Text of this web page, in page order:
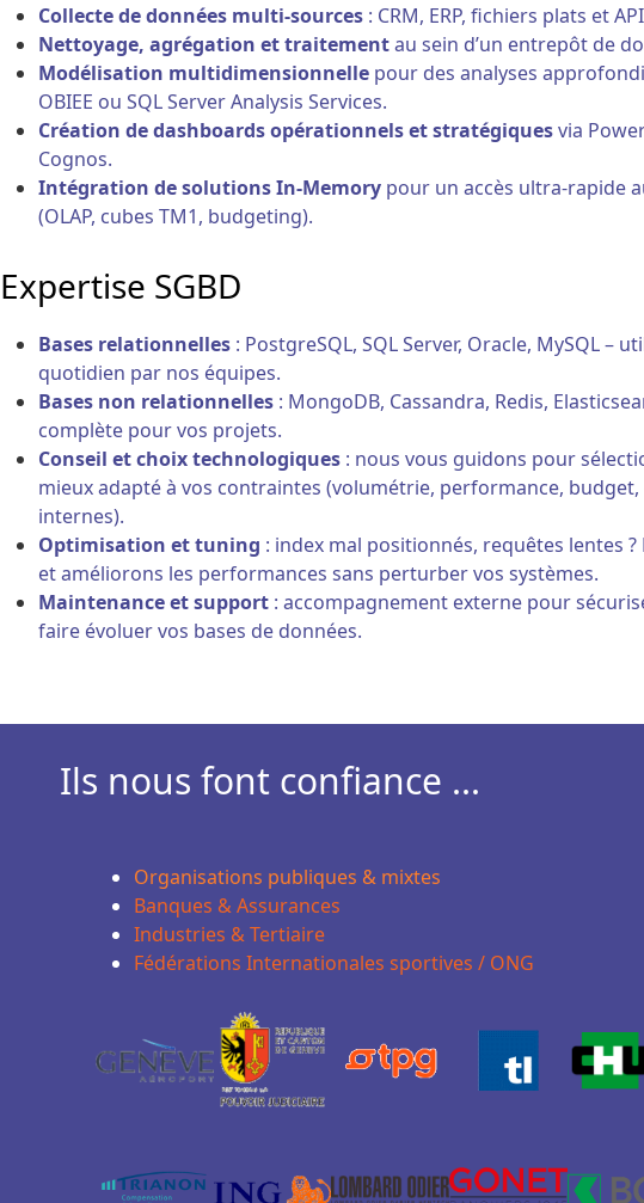
Collecte de données multi-sources : CRM, ERP, fichiers plats et
Nettoyage, agrégation et traitementau sein d’un entrepôt de
Modélisation multidimensionnelle pour des analyses
OBIEE ou SQL Server Analysis Services.
Création de dashboards opérationnels et stratégiquesvia
Cognos.
Intégration de solutions In-Memory pour un accès ultra-rapide
(OLAP, cubes TM1, budgeting).
Expertise SGBD
Bases relationnelles : PostgreSQL, SQL Server, Oracle, MySQL –
quotidien par nos équipes.
Bases non relationnelles : MongoDB, Cassandra, Redis,
complète pour vos projets.
Conseil et choix technologiques : nous vous guidons pour
mieux adapté à vos contraintes (volumétrie, performance,
internes).
Optimisation et tuning : index mal positionnés, requêtes lentes ?
et améliorons les performances sans perturber vos systèmes.
Maintenance et support : accompagnement externe pour
faire évoluer vos bases de données.
Ils nous font confiance ...
Organisations publiques & mixtes
Banques & Assurances
Industries & Tertiaire
Fédérations Internationales sportives / ONG